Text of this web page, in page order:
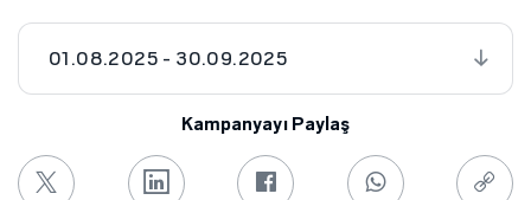
01.08.2025 - 30.09.2025
Kampanyayı Paylaş